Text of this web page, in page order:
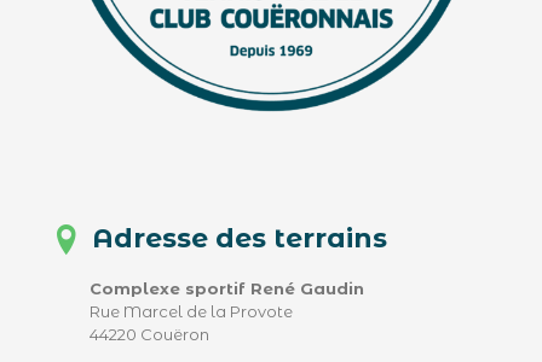
Adresse des terrains
Complexe sportif René Gaudin
Rue Marcel de la Provote
44220 Couëron